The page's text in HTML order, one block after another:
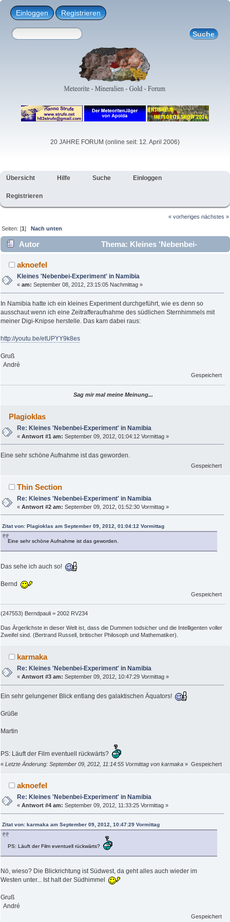
Einloggen Registrieren
20 JAHRE FORUM (online seit: 12. April 2006)
Übersicht Hilfe Suche Einloggen
Registrieren
« vorheriges nächstes »
Seiten: [1]Nach unten
Autor
Thema: Kleines 'Nebenbei-
Experiment' in Namibia (Gelesen 3403 mal)
aknoefel
Kleines 'Nebenbei-Experiment' in Namibia
«am: September 08, 2012, 23:15:05 Nachmittag »
In Namibia hatte ich ein kleines Experiment durchgeführt, wie es denn so
ausschaut wenn ich eine Zeitrafferaufnahme des südlichen Sternhimmels mit
meiner Digi-Knipse herstelle. Das kam dabei raus:
http://youtu.be/etUPYY9k8es
Gruß
André
Gespeichert
Sag mir mal meine Meinung...
Plagioklas
Re: Kleines 'Nebenbei-Experiment' in Namibia
«Antwort #1 am: September 09, 2012, 01:04:12 Vormittag »
Eine sehr schöne Aufnahme ist das geworden.
Gespeichert
Thin Section
Re: Kleines 'Nebenbei-Experiment' in Namibia
«Antwort #2 am: September 09, 2012, 01:52:30 Vormittag »
Zitat von: Plagioklas am September 09, 2012, 01:04:12 Vormittag
Eine sehr schöne Aufnahme ist das geworden.
Das sehe ich auch so!
Bernd
Gespeichert
(247553) Berndpauli = 2002 RV234
Das Ärgerlichste in dieser Welt ist, dass die Dummen todsicher und die Intelligenten voller
Zweifel sind. (Bertrand Russell, britischer Philosoph und Mathematiker).
karmaka
Re: Kleines 'Nebenbei-Experiment' in Namibia
«Antwort #3 am: September 09, 2012, 10:47:29 Vormittag »
Ein sehr gelungener Blick entlang des galaktischen Äquators!
Grüße
Martin
PS: Läuft der Film eventuell rückwärts?
« Letzte Änderung: September 09, 2012, 11:14:55 Vormittag von karmaka » Gespeichert
aknoefel
Re: Kleines 'Nebenbei-Experiment' in Namibia
«Antwort #4 am: September 09, 2012, 11:33:25 Vormittag »
Zitat von: karmaka am September 09, 2012, 10:47:29 Vormittag
PS: Läuft der Film eventuell rückwärts?
Nö, wieso? Die Blickrichtung ist Südwest, da geht alles auch wieder im
Westen unter... Ist halt der Südhimmel
Gruß
André
Gespeichert